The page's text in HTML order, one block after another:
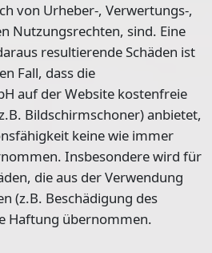
von Urheber-, Verwertungs-,
Nutzungsrechten, sind. Eine
resultierende Schäden ist
Fall, dass die
auf der Website kostenfreie
Bildschirmschoner) anbietet,
keine wie immer
Insbesondere wird für
die aus der Verwendung
(z.B. Beschädigung des
Haftung übernommen.